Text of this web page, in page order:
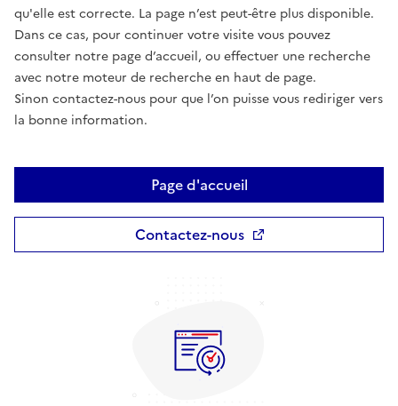
qu'elle est correcte. La page n’est peut-être plus disponible.
Dans ce cas, pour continuer votre visite vous pouvez
consulter notre page d’accueil, ou effectuer une recherche
avec notre moteur de recherche en haut de page.
Sinon contactez-nous pour que l’on puisse vous rediriger vers
la bonne information.
Page d'accueil
Contactez-nous